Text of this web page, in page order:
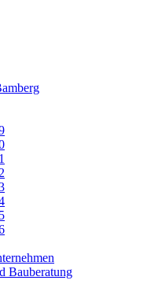
Bauberatung